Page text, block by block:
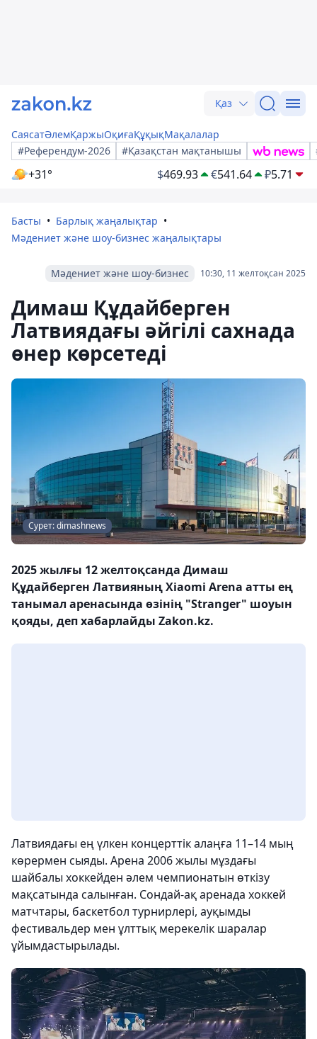
Қаз
СаясатӘлемҚаржыОқиғаҚұқықМақалалар
#Референдум-2026
#Қазақстан мақтанышы
+31° $469.93 €541.64 ₽5.71
Басты
Барлық жаңалықтар
Мәдениет және шоу-бизнес жаңалықтары
10:30, 11 желтоқсан 2025
Мәдениет және шоу-бизнес
Димаш Құдайберген
Латвиядағы әйгілі сахнада
өнер көрсетеді
Сурет: dimashnews
2025 жылғы 12 желтоқсанда Димаш
Құдайберген Латвияның Xiaomi Arena атты ең
танымал аренасында өзінің "Stranger" шоуын
қояды, деп хабарлайды Zakon.kz.
Латвиядағы ең үлкен концерттік алаңға 11–14 мың
көрермен сыяды. Арена 2006 жылы мұздағы
шайбалы хоккейден әлем чемпионатын өткізу
мақсатында салынған. Сондай-ақ аренада хоккей
матчтары, баскетбол турнирлері, ауқымды
фестивальдер мен ұлттық мерекелік шаралар
ұйымдастырылады.